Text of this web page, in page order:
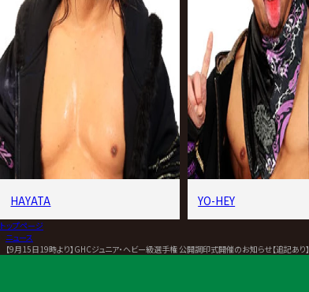
HAYATA YO-HEY
トップページ
ニュース
【9月15日19時より】GHCジュニア・ヘビー級選手権 公開調印式開催のお知らせ【追記あり】